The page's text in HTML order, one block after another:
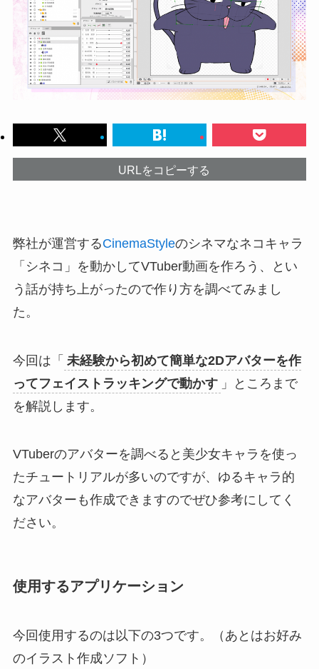
URLをコピーする
弊社が運営するCinemaStyleのシネマなネコキャラ
「シネコ」を動かしてVTuber動画を作ろう、とい
う話が持ち上がったので作り方を調べてみまし
た。
今回は「 未経験から初めて簡単な2Dアバターを作
ってフェイストラッキングで動かす 」ところまで
を解説します。
VTuberのアバターを調べると美少女キャラを使っ
たチュートリアルが多いのですが、ゆるキャラ的
なアバターも作成できますのでぜひ参考にしてく
ださい。
使用するアプリケーション
今回使用するのは以下の3つです。（あとはお好み
のイラスト作成ソフト）